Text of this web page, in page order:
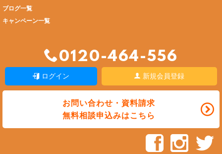
ブログ一覧
キャンペーン一覧
0120-464-556
ログイン 新規会員登録
お問い合わせ・資料請求
無料相談申込みはこちら